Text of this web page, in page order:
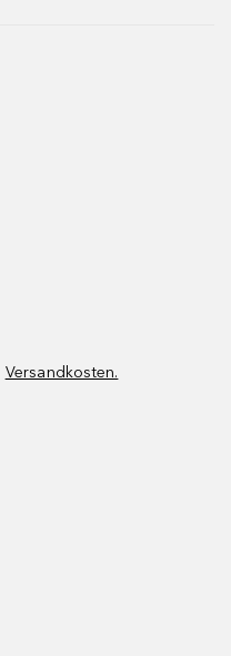
Versandkosten.